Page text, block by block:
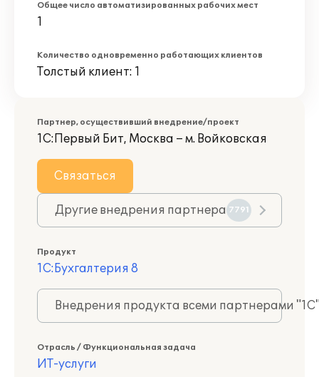
Общее число автоматизированных рабочих мест
1
Количество одновременно работающих клиентов
Толстый клиент: 1
Партнер, осуществивший внедрение/проект
1С:Первый Бит, Москва – м. Войковская
Связаться
Другие внедрения партнера 7791
Продукт
1С:Бухгалтерия 8
Внедрения продукта всеми партнерами
Отрасль / Функциональная задача
ИТ-услуги